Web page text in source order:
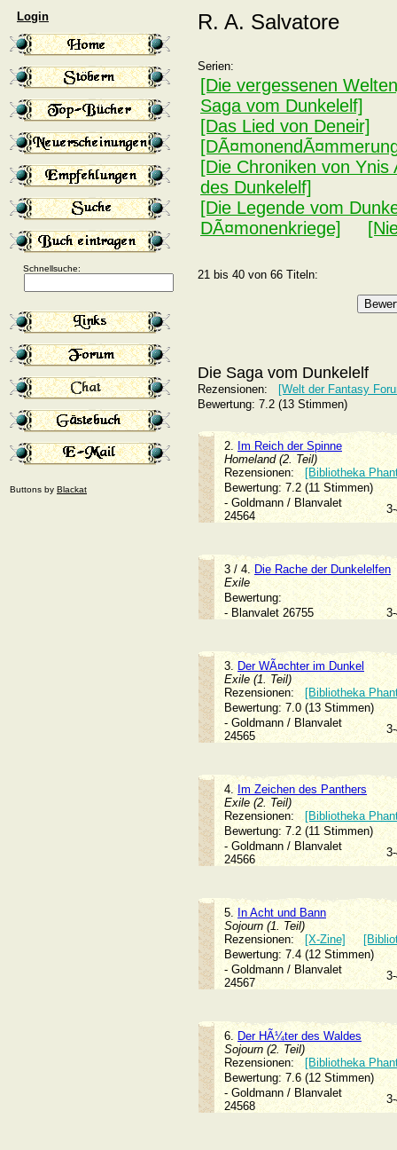
Login
Schnellsuche:
Buttons by Blackat
R. A. Salvatore
Serien:
[Die vergessenen
Saga vom Dunkelelf]
[Das Lied von Deneir]
[Die Chroniken von Ynis
des Dunkelelf]
[Die Legende vom
DÃ¤monenkriege]
21 bis 40 von 66 Titeln:
Die Saga vom Dunkelelf
Rezensionen:
[Welt der Fantasy
Bewertung: 7.2 (13 Stimmen)
2. Im Reich der Spinne
Homeland (2. Teil)
Rezensionen:[Bibliotheka
Bewertung: 7.2 (11 Stimmen)
- Goldmann / Blanvalet
24564
3 / 4. Die Rache der Dunkelelfen
Exile
Bewertung:
- Blanvalet 26755
3. Der WÃ¤chter im Dunkel
Exile (1. Teil)
Rezensionen:[Bibliotheka
Bewertung: 7.0 (13 Stimmen)
- Goldmann / Blanvalet
24565
4. Im Zeichen des Panthers
Exile (2. Teil)
Rezensionen:[Bibliotheka
Bewertung: 7.2 (11 Stimmen)
- Goldmann / Blanvalet
24566
5. In Acht und Bann
Sojourn (1. Teil)
Rezensionen:[X-Zine]
Bewertung: 7.4 (12 Stimmen)
- Goldmann / Blanvalet
24567
6. Der HÃ¼ter des Waldes
Sojourn (2. Teil)
Rezensionen:[Bibliotheka
Bewertung: 7.6 (12 Stimmen)
- Goldmann / Blanvalet
24568